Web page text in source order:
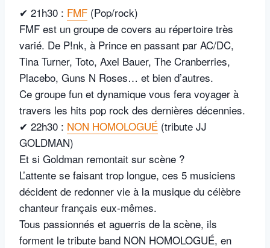
✔ 21h30 : FMF (Pop/rock)
FMF est un groupe de covers au répertoire très
varié. De P!nk, à Prince en passant par AC/DC,
Tina Turner, Toto, Axel Bauer, The Cranberries,
Placebo, Guns N Roses… et bien d’autres.
Ce groupe fun et dynamique vous fera voyager à
travers les hits pop rock des dernières décennies.
✔ 22h30 : NON HOMOLOGUÉ (tribute JJ
GOLDMAN)
Et si Goldman remontait sur scène ?
L’attente se faisant trop longue, ces 5 musiciens
décident de redonner vie à la musique du célèbre
chanteur français eux-mêmes.
Tous passionnés et aguerris de la scène, ils
forment le tribute band NON HOMOLOGUÉ, en